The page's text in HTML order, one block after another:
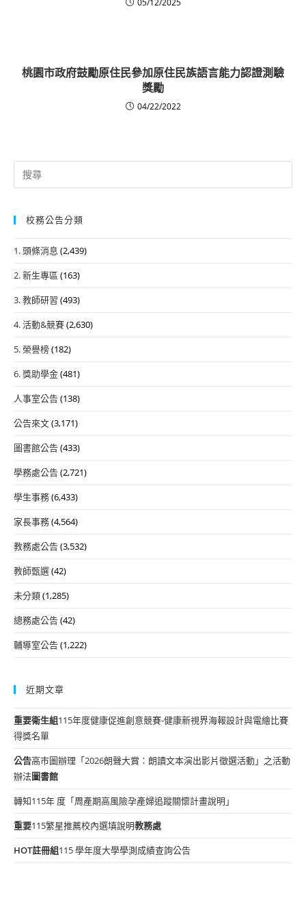
桃園市政府鼓勵原住民參加原住民族語言能力認證測驗
獎勵
04/22/2022
Search
for:
校務公告分類
1. 頭條消息 (2,439)
2. 新生專區 (163)
3. 教師研習 (493)
4. 活動&競賽(2,630)
5. 榮譽榜(182)
6. 獎助學金(481)
人事室公告(138)
公告來文(3,171)
圖書館公告(433)
學務處公告(2,721)
學生事務(6,433)
家長事務(4,564)
教務處公告(3,532)
教師甄選(42)
未分類(1,285)
總務處公告(42)
輔導室公告(1,222)
近期文章
重要衛生組115年度健康促進創意競賽-健康新視界海報設計與電繪比賽
得獎名單
公告高市圖辦理「2026朗聲大賞：朗讀文本演出影片徵選活動」之活動
辦法圖書館
轉知115年 度「周產期高風險孕產婦追蹤關懷計畫說明」
重要115繁星推薦校內選填說明教務處
HOT註冊組115 學年度大學學測成績查詢公告